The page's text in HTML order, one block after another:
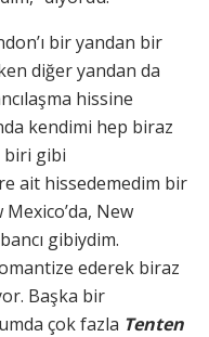
bir yandan bir
diğer yandan da
hissine
kendimi hep biraz
biri gibi
ait hissedemedim bir
New
gibiydim.
ederek biraz
Başka bir
çok fazla Tenten